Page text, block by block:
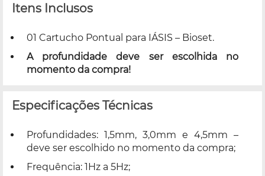
Itens Inclusos
01 Cartucho Pontual para IÁSIS – Bioset.
A profundidade deve ser escolhida no
momento da compra!
Especificações Técnicas
Profundidades: 1,5mm, 3,0mm e 4,5mm –
deve ser escolhido no momento da compra;
Frequência: 1Hz a 5Hz;